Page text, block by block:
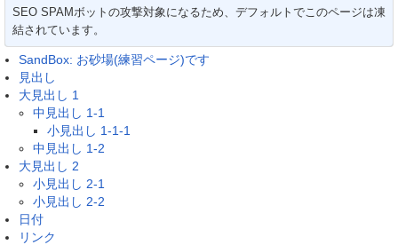
単語検索
SEO SPAMボットの攻撃対象になるため、デフォルトでこのページは凍
結されています。
SandBox: お砂場(練習ページ)です
見出し
大見出し 1
中見出し 1-1
小見出し 1-1-1
中見出し 1-2
大見出し 2
小見出し 2-1
小見出し 2-2
日付
リンク